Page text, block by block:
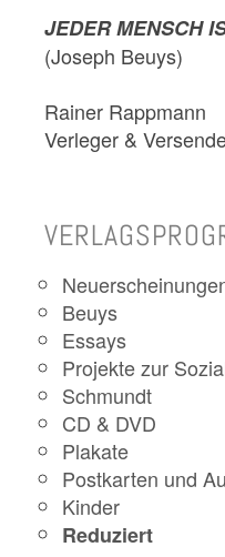
JEDER MENSCH
(Joseph Beuys)
Rainer Rappmann
Verleger &
Beuys
Essays
Projekte zur
Schmundt
CD & DVD
Plakate
Postkarten und
Kinder
Reduziert